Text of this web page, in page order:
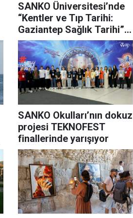
SANKO Üniversitesi’nde
“Kentler ve Tıp Tarihi:
Gaziantep Sağlık Tarihi”
sempozyumu düzenlendi
SANKO Okulları’nın dokuz
projesi TEKNOFEST
finallerinde yarışıyor